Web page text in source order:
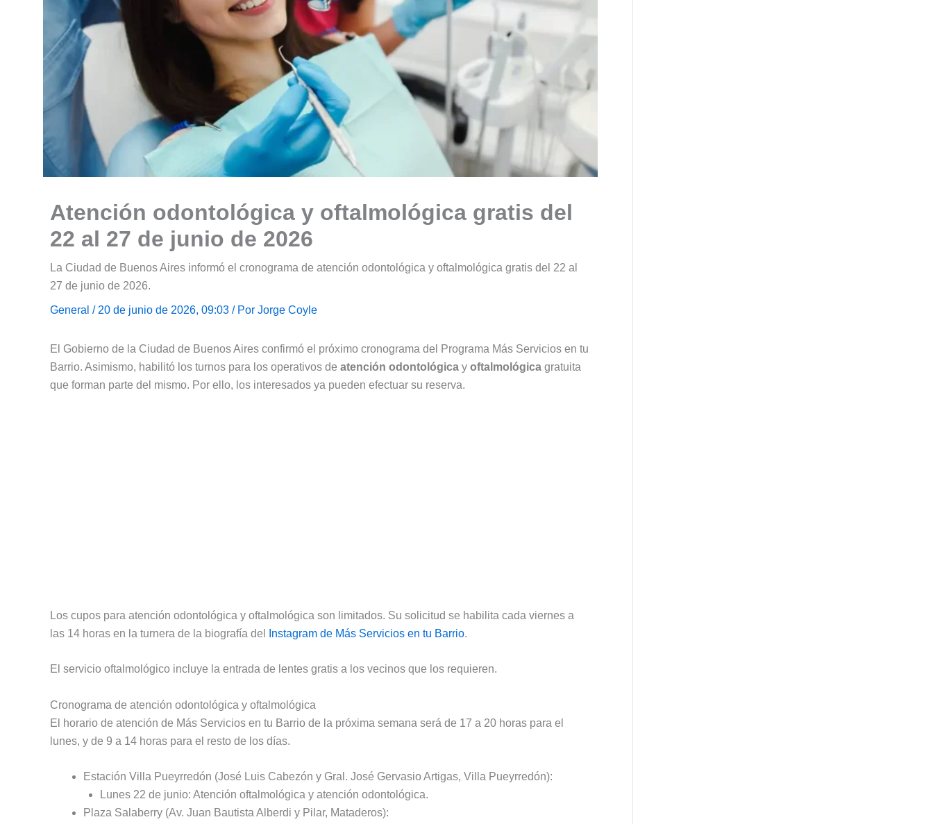
Atención odontológica y oftalmológica gratis del
22 al 27 de junio de 2026
La Ciudad de Buenos Aires informó el cronograma de atención odontológica y oftalmológica gratis del 22 al
27 de junio de 2026.
General / 20 de junio de 2026, 09:03 / Por Jorge Coyle
El Gobierno de la Ciudad de Buenos Aires confirmó el próximo cronograma del Programa Más Servicios en tu
Barrio. Asimismo, habilitó los turnos para los operativos de atención odontológica y oftalmológica gratuita
que forman parte del mismo. Por ello, los interesados ya pueden efectuar su reserva.
Los cupos para atención odontológica y oftalmológica son limitados. Su solicitud se habilita cada viernes a
las 14 horas en la turnera de la biografía del
Instagram de Más Servicios en tu Barrio.
El servicio oftalmológico incluye la entrada de lentes gratis a los vecinos que los requieren.
Cronograma de atención odontológica y oftalmológica
El horario de atención de Más Servicios en tu Barrio de la próxima semana será de 17 a 20 horas para el
lunes, y de 9 a 14 horas para el resto de los días.
Estación Villa Pueyrredón (José Luis Cabezón y Gral. José Gervasio Artigas, Villa Pueyrredón):
Lunes 22 de junio: Atención oftalmológica y atención odontológica.
Plaza Salaberry (Av. Juan Bautista Alberdi y Pilar, Mataderos):